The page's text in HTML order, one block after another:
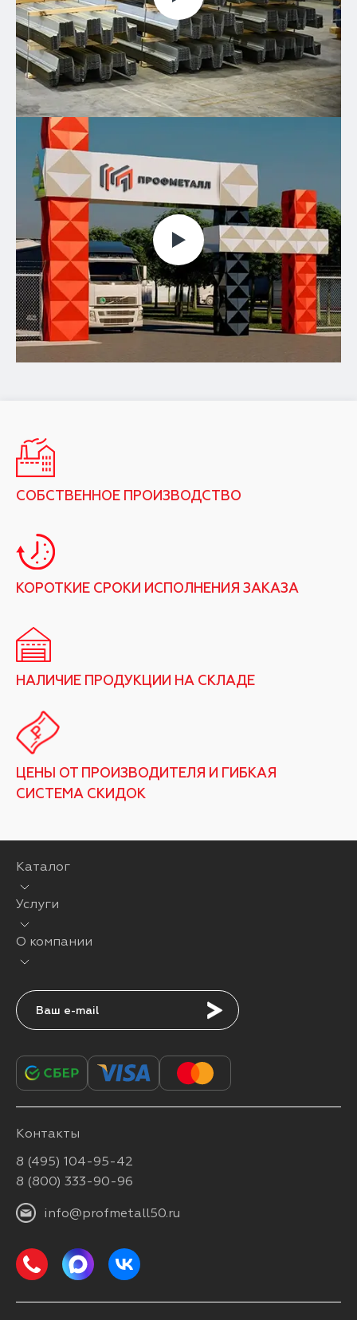
СОБСТВЕННОЕ ПРОИЗВОДСТВО
КОРОТКИЕ СРОКИ ИСПОЛНЕНИЯ ЗАКАЗА
НАЛИЧИЕ ПРОДУКЦИИ НА СКЛАДЕ
ЦЕНЫ ОТ ПРОИЗВОДИТЕЛЯ И ГИБКАЯ
СИСТЕМА СКИДОК
Каталог
Услуги
О компании
Подписаться
Контакты
8 (495) 104-95-42
8 (800) 333-90-96
info@profmetall50.ru